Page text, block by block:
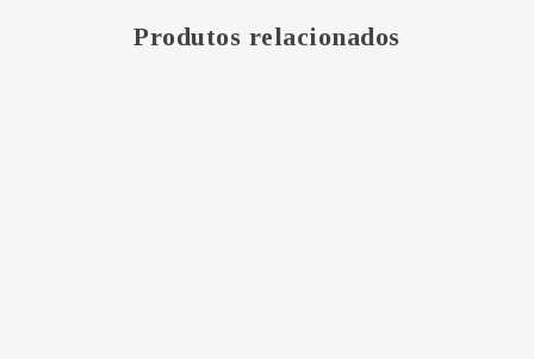
Produtos relacionados